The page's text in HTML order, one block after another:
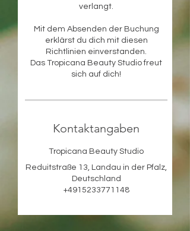
verlangt.
Mit dem Absenden der Buchung
erklärst du dich mit diesen
Richtlinien einverstanden.
Das Tropicana Beauty Studio freut
sich auf dich!
Kontaktangaben
Tropicana Beauty Studio
Reduitstraße 13, Landau in der Pfalz,
Deutschland
+4915233771148